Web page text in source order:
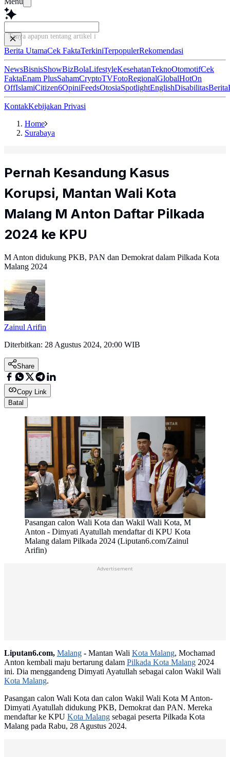
Tanya apapun tentang artikel ini...
Berita UtamaCek FaktaTerkiniTerpopulerRekomendasi
NewsBisnisShowBizBolaLifestyleKesehatanTeknoOtomotifCek
FaktaEnam PlusSahamCryptoTVFotoRegionalGlobalHotOn
OffIslamiCitizen6OpiniFeedsOtosiaSpotlightEnglishDisabilitasBerita
KontakKebijakan Privasi
Home
Surabaya
Pernah Kesandung Kasus
Korupsi, Mantan Wali Kota
Malang M Anton Daftar Pilkada
2024 ke KPU
M Anton didukung PKB, PAN dan Demokrat dalam Pilkada Kota
Malang 2024
Zainul Arifin
Diterbitkan: 28 Agustus 2024, 20:00 WIB
Share
Copy Link
Batal
Pasangan calon Wali Kota dan Wakil Wali Kota, M
Anton - Dimyati Ayatullah mendaftar di KPU Kota
Malang dalam Pilkada 2024 (Liputan6.com/Zainul
Arifin)
Advertisement
Liputan6.com, Malang - Mantan Wali Kota Malang, Mochamad
Anton kembali maju bertarung dalam Pilkada Kota Malang 2024
ini. Dia menggandeng Dimyati Ayatullah sebagai calon Wakil Wali
Kota Malang.
Pasangan calon Wali Kota dan calon Wakil Wali Kota M Anton-
Dimyati Ayatullah didukung PKB, Demokrat dan PAN. Mereka
mendaftar ke KPU Kota Malang sebagai peserta Pilkada Kota
Malang pada Rabu, 28 Agustus 2024.